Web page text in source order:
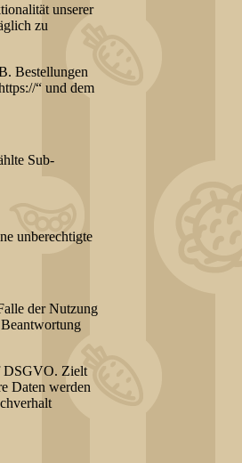
unserer
zu
Bestellungen
“ und dem
Sub-
unberechtigte
der Nutzung
DSGVO. Zielt
Daten werden